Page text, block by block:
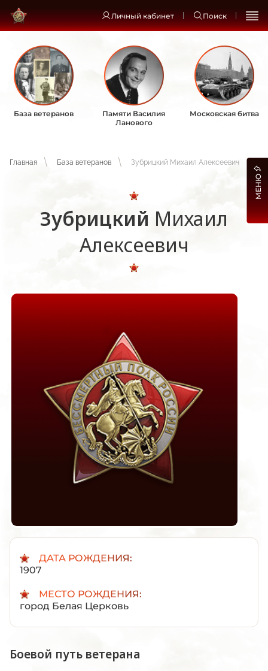
Личный кабинет Поиск
База ветеранов
Памяти Василия
Ланового
Московская битва
Главная База ветеранов Зубрицкий Михаил Алексеевич
Зубрицкий Михаил
Алексеевич
ДАТА РОЖДЕНИЯ:
1907
МЕСТО РОЖДЕНИЯ:
город Белая Церковь
Боевой путь ветерана
МЕНЮ